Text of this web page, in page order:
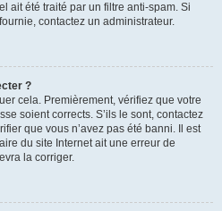
ait été traité par un filtre anti-spam. Si
contactez un administrateur.
?
cela. Premièrement, vérifiez que votre
soient corrects. S’ils le sont, contactez
que vous n’avez pas été banni. Il est
du site Internet ait une erreur de
la corriger.